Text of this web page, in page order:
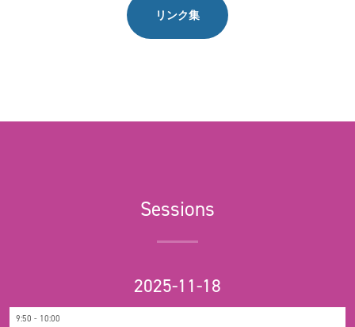
リンク集
Sessions
2025-11-18
9:50 - 10:00